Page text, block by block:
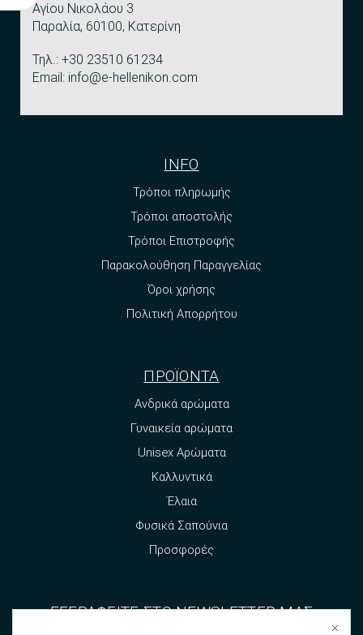
Αγίου Νικολάου 3
Παραλία, 60100, Κατερίνη
Τηλ.: +30 23510 61234
Email: info@e-hellenikon.com
INFO
Τρόποι πληρωμής
Τρόποι αποστολής
Τρόποι Επιστροφής
Παρακολούθηση Παραγγελίας
Όροι χρήσης
Πολιτική Απορρήτου
ΠΡΟΪΟΝΤΑ
Ανδρικά αρώματα
Γυναικεία αρώματα
Unisex Αρώματα
Καλλυντικά
Έλαια
Φυσικά Σαπούνια
Προσφορές
ΕΓΓΡΑΦΕΙΤΕ ΣΤΟ NEWSLETTER ΜΑΣ